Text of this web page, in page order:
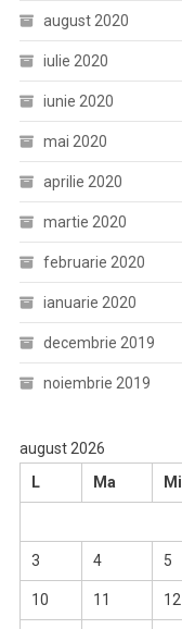
august 2020
iulie 2020
iunie 2020
mai 2020
aprilie 2020
martie 2020
februarie 2020
ianuarie 2020
decembrie 2019
noiembrie 2019
august 2026
L
Ma Mi
3 4 5
10 11 12